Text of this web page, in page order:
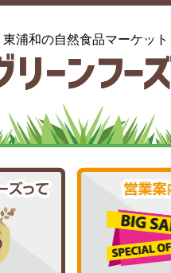
東浦和の自然食品マーケット